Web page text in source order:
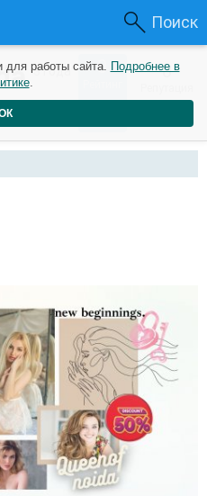
Поиск
3 года 0 0
для работы сайта. Подробнее в
.